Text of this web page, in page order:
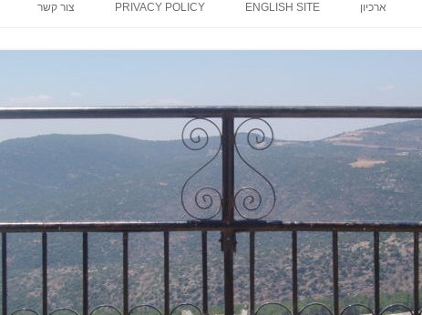
ארכיון ENGLISH SITE
PRIVACY POLICY צור קשר